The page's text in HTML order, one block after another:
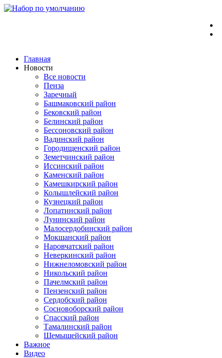
Перейти
Главная
Новости
Все новости
Пенза
Заречный
Башмаковский район
Бековский район
Белинский район
Бессоновский район
Вадинский район
Городищенский район
Земетчинский район
Иссинский район
Каменский район
Камешкирский район
Колышлейский район
Кузнецкий район
Лопатинский район
Лунинский район
Малосердобинский район
Мокшанский район
Наровчатский район
Неверкинский район
Нижнеломовский район
Никольский район
Пачелмский район
Пензенский район
Сердобский район
Сосновоборский район
Спасский район
Тамалинский район
Шемышейский район
Важное
Видео